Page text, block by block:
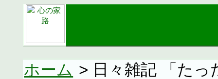
ホーム > 日々雑記 「た